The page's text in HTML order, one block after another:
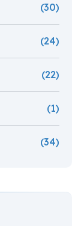
(30)
(24)
(22)
(1)
(34)